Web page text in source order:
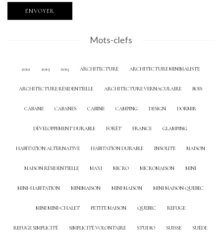
Mots-clefs
2012 2013 2015 ARCHITECTURE ARCHITECTURE MINIMALISTE
ARCHITECTURE RÉSIDENTIELLE ARCHITECTURE VERNACULAIRE BOIS
CABANE CABANES CABINE CAMPING DESIGN DORMIR
DÉVELOPPEMENT DURABLE FORÊT FRANCE GLAMPING
HABITATION ALTERNATIVE HABITATION DURABLE INSOLITE MAISON
MAISON RÉSIDENTIELLE MAXI MICRO MICROMAISON MINI
MINI-HABITATION MINIMAISON MINI MAISON MINI MAISON QUEBEC
MINI MINI-CHALET PETITE MAISON QUEBEC REFUGE
REFUGE SIMPLICITÉ SIMPLICITÉ VOLONTAIRE STUDIO SUISSE SUÈDE